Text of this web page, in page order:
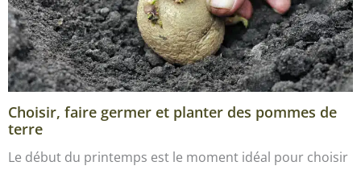
Choisir, faire germer et planter des pommes de
terre
Le début du printemps est le moment idéal pour choisir